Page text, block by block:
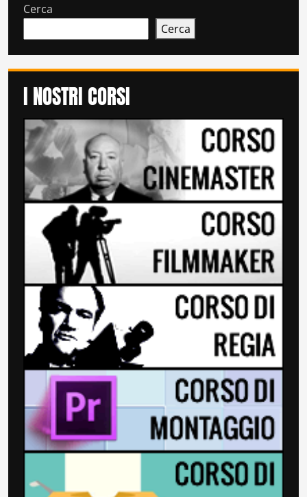
Cerca
Cerca
I NOSTRI CORSI